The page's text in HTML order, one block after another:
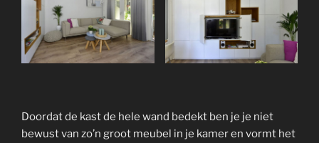
Doordat de kast de hele wand bedekt ben je je niet
bewust van zo’n groot meubel in je kamer en vormt het